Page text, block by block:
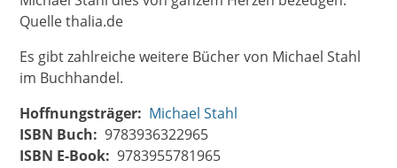
Quelle thalia.de
Es gibt zahlreiche weitere Bücher von Michael Stahl
im Buchhandel.
Hoffnungsträger
Michael Stahl
ISBN Buch
9783936322965
ISBN E-Book
9783955781965